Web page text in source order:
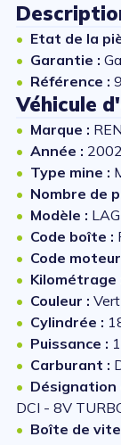
Etat de la
Garantie :
Référence :
Véhicule
Marque :
Année : 2002
Type mine :
Nombre de
Modèle :
Code boîte :
Code
Kilométrage
Couleur : Vert
Cylindrée :
Puissance :
Carburant :
Désignation
DCI - 8V
Boîte de